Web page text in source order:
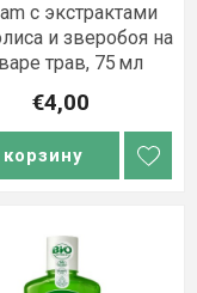
с экстрактами
и зверобоя на
трав, 75 мл
€4,00